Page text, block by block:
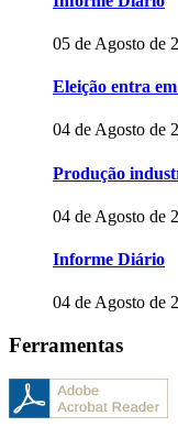
05 de Agosto de
Eleição entra
04 de Agosto de
Produção
04 de Agosto de
Informe Diário
04 de Agosto de
Ferramentas